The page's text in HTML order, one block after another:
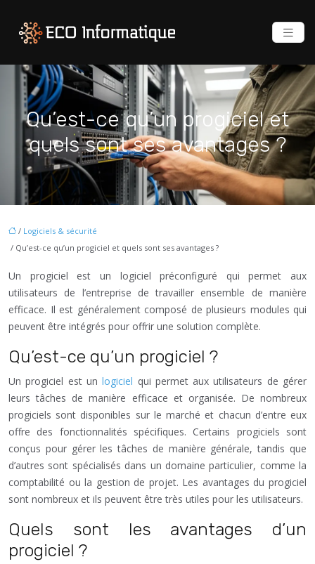
Qu’est-ce qu’un progiciel et
quels sont ses avantages ?
/ Logiciels & sécurité
/ Qu’est-ce qu’un progiciel et quels sont ses avantages ?
Un progiciel est un logiciel préconfiguré qui permet aux
utilisateurs de l’entreprise de travailler ensemble de manière
efficace. Il est généralement composé de plusieurs modules qui
peuvent être intégrés pour offrir une solution complète.
Qu’est-ce qu’un progiciel ?
Un progiciel est unlogiciel qui permet aux utilisateurs de gérer
leurs tâches de manière efficace et organisée. De nombreux
progiciels sont disponibles sur le marché et chacun d’entre eux
offre des fonctionnalités spécifiques. Certains progiciels sont
conçus pour gérer les tâches de manière générale, tandis que
d’autres sont spécialisés dans un domaine particulier, comme la
comptabilité ou la gestion de projet. Les avantages du progiciel
sont nombreux et ils peuvent être très utiles pour les utilisateurs.
Quels sont les avantages d’un
progiciel ?